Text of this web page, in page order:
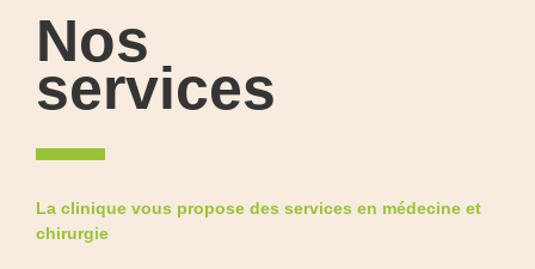
Nos
services
La clinique vous propose des services en médecine et
chirurgie